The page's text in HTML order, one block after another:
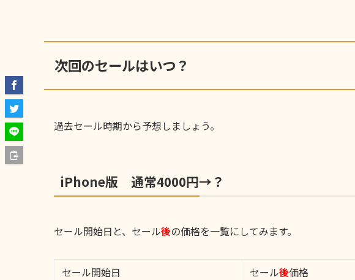
次回のセールはいつ？
過去セール時期から予想しましょう。
iPhone版 通常4000円→？
セール開始日と、セール後の価格を一覧にしてみます。
セール開始日 セール後価格